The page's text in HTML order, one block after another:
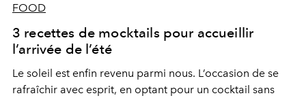
FOOD
3 recettes de mocktails pour accueillir
l’arrivée de l’été
Le soleil est enfin revenu parmi nous. L’occasion de se
rafraîchir avec esprit, en optant pour un cocktail sans